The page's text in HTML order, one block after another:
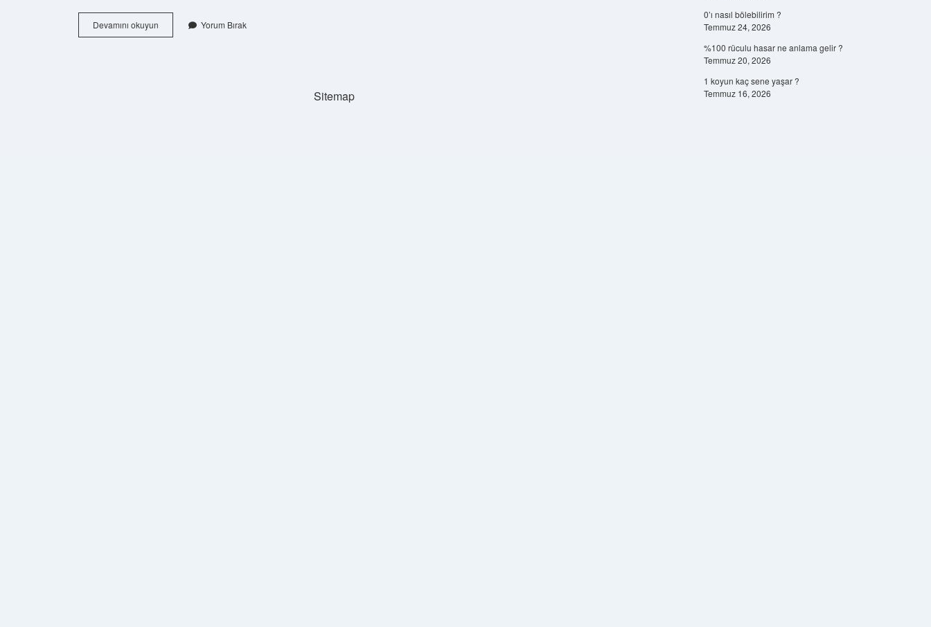
Devamını okuyun
Hanife
Yorum Bırak
Sitemap
0’ı nasıl bölebilirim ?
Temmuz 24, 2026
%100 rüculu hasar ne anlama gelir ?
Temmuz 20, 2026
1 koyun kaç sene yaşar ?
Temmuz 16, 2026